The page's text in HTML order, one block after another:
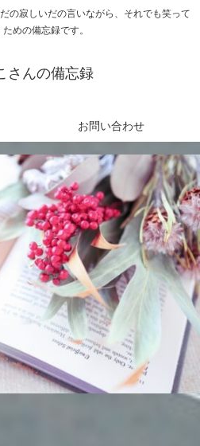
の寂しいだの言いながら、それでも笑って
めの備忘録です。
さんの備忘録
お問い合わせ